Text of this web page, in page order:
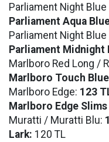
Parliament Night
Parliament Aqua
Parliament Night
Parliament Midnight
Marlboro Red Long /
Marlboro Touch
Marlboro Edge: 123
Marlboro Edge
Muratti / Muratti Blu:
Lark: 120 TL